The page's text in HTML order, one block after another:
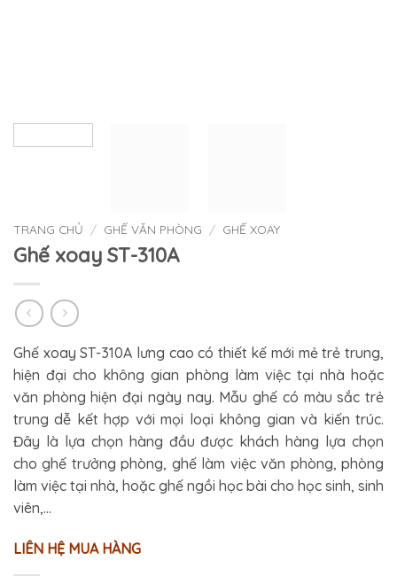
TRANG CHỦ / GHẾ VĂN PHÒNG / GHẾ XOAY
Ghế xoay ST-310A
Ghế xoay ST-310A lưng cao có thiết kế mới mẻ trẻ trung,
hiện đại cho không gian phòng làm việc tại nhà hoặc
văn phòng hiện đại ngày nay. Mẫu ghế có màu sắc trẻ
trung dễ kết hợp với mọi loại không gian và kiến trúc.
Đây là lựa chọn hàng đầu được khách hàng lựa chọn
cho ghế trưởng phòng, ghế làm việc văn phòng, phòng
làm việc tại nhà, hoặc ghế ngồi học bài cho học sinh, sinh
viên,…
LIÊN HỆ MUA HÀNG